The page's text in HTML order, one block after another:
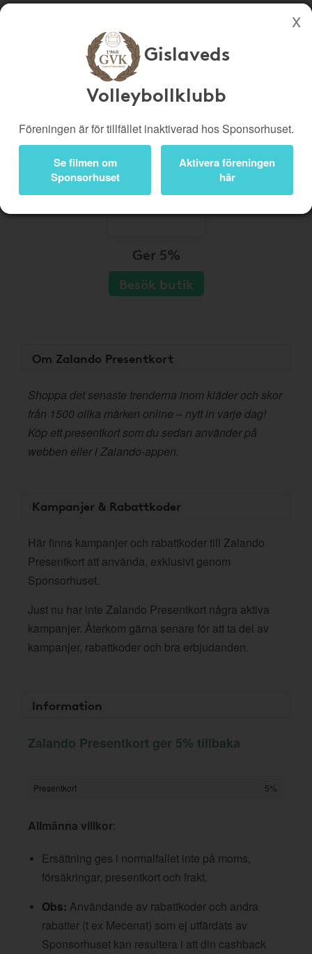
Köp genom denna sida stöttar Gislaveds Volleybollklubb
Bli medlem
Logga in
Gislaveds
Volleybollklubb
Föreningen är för tillfället inaktiverad hos Sponsorhuset.
Se filmen om
Sponsorhuset
Aktivera föreningen
här
Ger 5%
Besök butik
Om Zalando Presentkort
Shoppa det senaste trenderna inom kläder och skor
från 1500 olika märken online – nytt in varje dag!
Köp ett presentkort som du sedan använder på
webben eller i Zalando-appen.
Kampanjer & Rabattkoder
Här finns kampanjer och rabattkoder till Zalando
Presentkort att använda, exklusivt genom
Sponsorhuset.
Just nu har inte Zalando Presentkort några aktiva
kampanjer. Återkom gärna senare för att ta del av
kampanjer, rabattkoder och bra erbjudanden.
Information
Zalando Presentkort ger 5% tillbaka
Presentkort 5%
Allmänna villkor:
Ersättning ges i normalfallet inte på moms,
försäkringar, presentkort och frakt.
Obs: Användande av rabattkoder och andra
rabatter (t ex Mecenat) som ej utfärdats av
Sponsorhuset kan resultera i att din cashback